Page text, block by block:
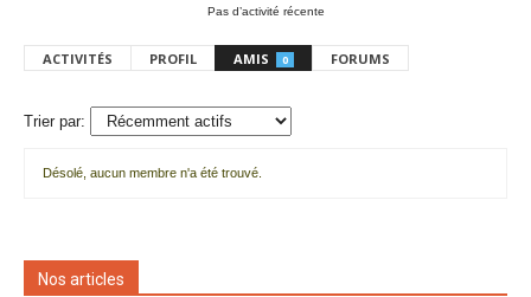
Pas d’activité récente
ACTIVITÉS PROFIL AMIS 0 FORUMS
Trier par:
amis
Désolé, aucun membre n'a été trouvé.
Nos articles